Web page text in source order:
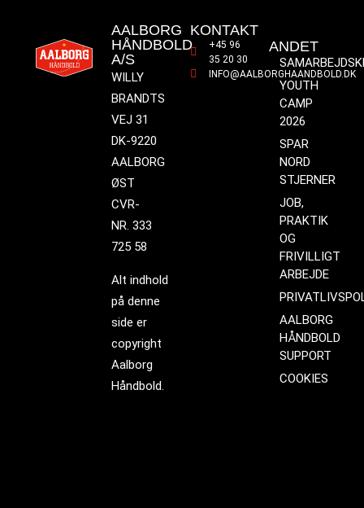
AALBORG
HÅNDBOLD
A/S
WILLY
BRANDTS
VEJ 31
DK-9220
AALBORG
ØST
CVR-
NR. 333
725 58
Alt indhold
på denne
side er
copyright
Aalborg
Håndbold.
KONTAKT
+45 96
35 20 30
INFO@AALBORGHAANDBOLD.DK
ANDET
YOUTH
CAMP
2026
SPAR
NORD
STJERNER
JOB,
PRAKTIK
OG
FRIVILLIGT
ARBEJDE
AALBORG
HÅNDBOLD
SUPPORT
COOKIES